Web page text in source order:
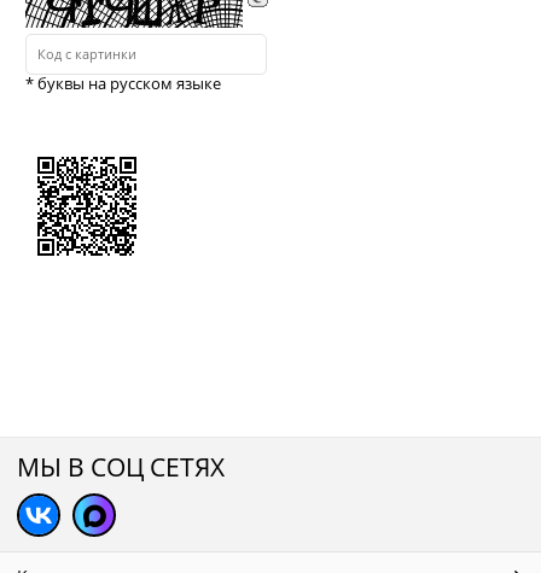
* буквы на русском языке
МЫ В СОЦ СЕТЯХ